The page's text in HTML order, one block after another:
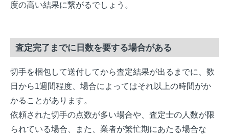
度の高い結果に繋がるでしょう。
査定完了までに日数を要する場合がある
切手を梱包して送付してから査定結果が出るまでに、数
日から1週間程度、場合によってはそれ以上の時間がか
かることがあります。
依頼された切手の点数が多い場合や、査定士の人数が限
られている場合、また、業者が繁忙期にあたる場合な